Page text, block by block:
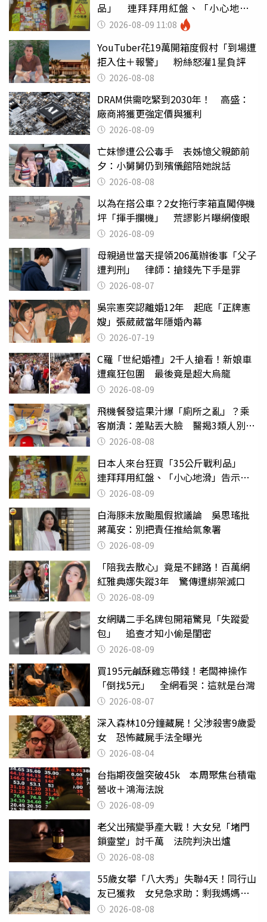
品」 連拜拜用紅盤、「小心地
滑」告示牌也帶回家
2026-08-09 11:08
YouTuber花19萬開箱度假村「到場遭
拒入住＋報警」 粉絲怒灌1星負評
2026-08-08
DRAM供需吃緊到2030年！ 高盛：
廠商將獲更強定價與獲利
2026-08-09
亡妹慘遭公公毒手 表姊憶父親節前
夕：小舅舅仍到殯儀館陪她說話
2026-08-08
以為在搭公車？2女拖行李箱直闖停機
坪「揮手攔機」 荒謬影片曝網傻眼
2026-08-09
母親過世當天提領206萬辦後事「父子
遭判刑」 律師：搶錢先下手是罪
2026-08-07
吳宗憲突認離婚12年 起底「正牌憲
嫂」張葳葳當年隱婚內幕
2026-07-19
C羅「世紀婚禮」2千人搶看！新娘車
遭瘋狂包圍 最後竟是超大烏龍
2026-08-09
飛機餐發這果汁爆「廁所之亂」？乘
客崩潰：差點丟大臉 醫揭3類人別亂
喝 2026-08-08
日本人來台狂買「35公斤戰利品」
連拜拜用紅盤、「小心地滑」告示牌
也帶回家
2026-08-09
白海豚未放颱風假掀議論 吳思瑤批
蔣萬安：別把責任推給氣象署
2026-08-09
「陪我去散心」竟是不歸路！百萬網
紅雅典娜失蹤3年 驚傳遭綁架滅口
2026-08-09
女網購二手名牌包開箱驚見「失蹤愛
包」 追查才知小偷是閨密
2026-08-09
買195元鹹酥雞忘帶錢！老闆神操作
「倒找5元」 全網看哭：這就是台灣
2026-08-07
深入森林10分鐘藏屍！父涉殺害9歲愛
女 恐怖藏屍手法全曝光
2026-08-04
台指期夜盤突破45k 本周聚焦台積電
營收＋鴻海法說
2026-08-09
老父出殯變爭產大戰！大女兒「堵門
鎖靈堂」討千萬 法院判決出爐
2026-08-08
55歲女攀「八大秀」失聯4天！同行山
友已獲救 女兒急求助：剩我媽媽還
沒找到
2026-08-08